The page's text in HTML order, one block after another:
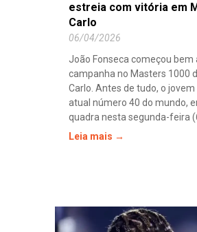
estreia com vitória em
Carlo
06/04/2026
João Fonseca começou bem
campanha no Masters 1000
Carlo. Antes de tudo, o jovem
atual número 40 do mundo,
quadra nesta segunda-feira
Leia mais →